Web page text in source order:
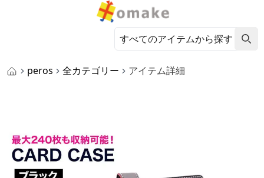
peros 全カテゴリー アイテム詳細